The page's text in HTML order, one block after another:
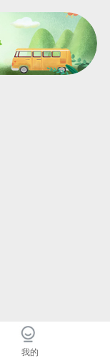
我的